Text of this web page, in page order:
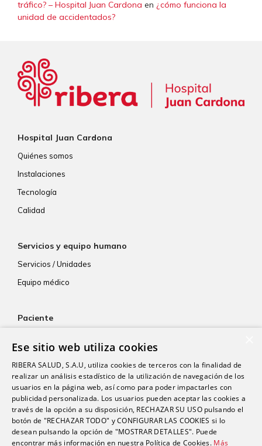
tráfico? – Hospital Juan Cardona en ¿cómo funciona la
unidad de accidentados?
Hospital Juan Cardona
Quiénes somos
Instalaciones
Tecnología
Calidad
Servicios y equipo humano
Servicios / Unidades
Equipo médico
Paciente
Aseguradoras
Resultados de laboratorio
Consentimiento informado
Paciente internacional
Ese sitio web utiliza cookies
RIBERA SALUD, S.A.U, utiliza cookies de terceros con la finalidad de
realizar un análisis estadístico de la utilización de navegación de los
usuarios en la página web, así como para poder impactarles con
publicidad personalizada. Los usuarios pueden aceptar las cookies a
través de la opción a su disposición, RECHAZAR SU USO pulsando el
botón de "RECHAZAR TODO" y CONFIGURAR LAS COOKIES si lo
desean pulsando la opción de "MOSTRAR DETALLES". Puede
encontrar más información en nuestra Política de Cookies. Más